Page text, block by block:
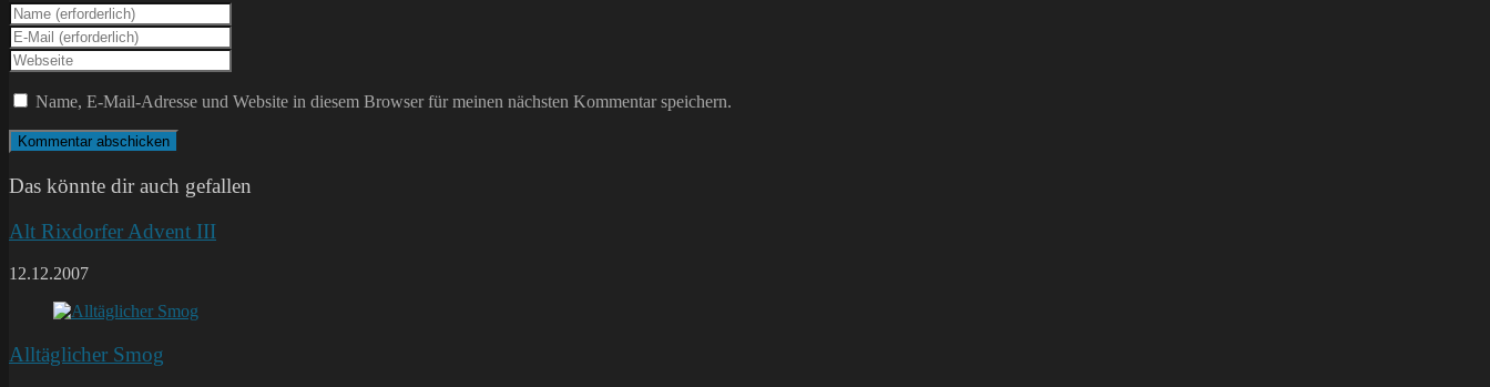
Gib
deinen
Namen
oder
Benutzernamen
zum
Kommentieren
ein
Gib
deine
E-
Mail-
Adresse
zum
Kommentieren
Gib
deine
Website-
ein
(optional)
Name, E-Mail-Adresse und Website in diesem Browser für meinen nächsten Kommentar speichern.
Das könnte dir auch gefallen
Alt Rixdorfer Advent III
12.12.2007
Alltäglicher Smog